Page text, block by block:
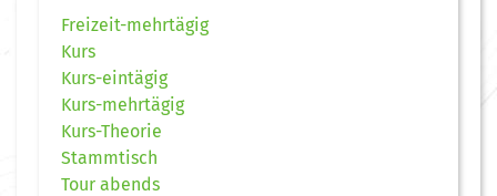
Freizeit-mehrtägig
Kurs
Kurs-eintägig
Kurs-mehrtägig
Kurs-Theorie
Stammtisch
Tour abends